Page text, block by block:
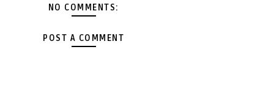
NO COMMENTS:
POST A COMMENT